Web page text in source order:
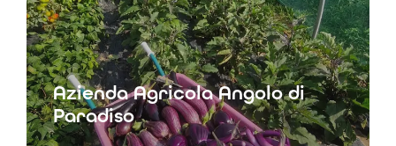
Azienda Agricola Angolo di
Paradiso